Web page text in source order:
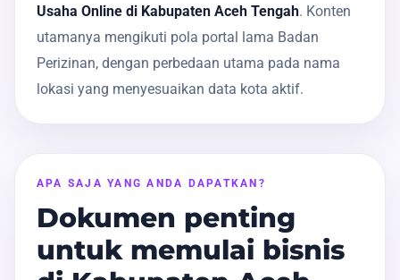
Usaha Online di Kabupaten Aceh Tengah. Konten
utamanya mengikuti pola portal lama Badan
Perizinan, dengan perbedaan utama pada nama
lokasi yang menyesuaikan data kota aktif.
APA SAJA YANG ANDA DAPATKAN?
Dokumen penting
untuk memulai bisnis